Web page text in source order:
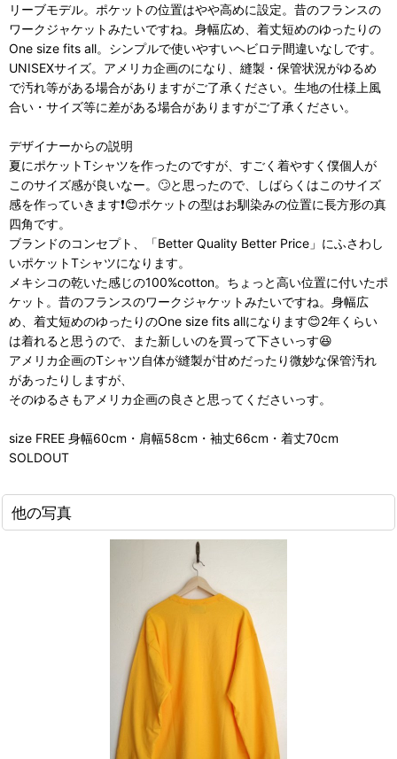
リーブモデル。ポケットの位置はやや高めに設定。昔のフランスの
ワークジャケットみたいですね。身幅広め、着丈短めのゆったりの
One size fits all。シンプルで使いやすいヘビロテ間違いなしです。
UNISEXサイズ。アメリカ企画のになり、縫製・保管状況がゆるめ
で汚れ等がある場合がありますがご了承ください。生地の仕様上風
合い・サイズ等に差がある場合がありますがご了承ください。
デザイナーからの説明
夏にポケットTシャツを作ったのですが、すごく着やすく僕個人が
このサイズ感が良いなー。🙄と思ったので、しばらくはこのサイズ
感を作っていきます❗😊ポケットの型はお馴染みの位置に長方形の真
四角です。
ブランドのコンセプト、「Better Quality Better Price」にふさわし
いポケットTシャツになります。
メキシコの乾いた感じの100%cotton。ちょっと高い位置に付いたポ
ケット。昔のフランスのワークジャケットみたいですね。身幅広
め、着丈短めのゆったりのOne size fits allになります😊2年くらい
は着れると思うので、また新しいのを買って下さいっす😆
アメリカ企画のTシャツ自体が縫製が甘めだったり微妙な保管汚れ
があったりしますが、
そのゆるさもアメリカ企画の良さと思ってくださいっす。
size FREE 身幅60cm・肩幅58cm・袖丈66cm・着丈70cm
SOLDOUT
他の写真